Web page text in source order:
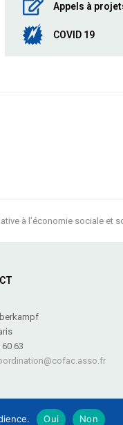
Appels à
COVID 19
à l’économie sociale et
63
-Plan du site
Oui Non